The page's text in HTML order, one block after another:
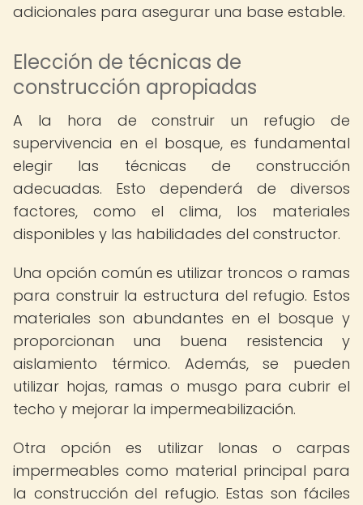
adicionales para asegurar una base estable.
Elección de técnicas de
construcción apropiadas
A la hora de construir un refugio de
supervivencia en el bosque, es fundamental
elegir las técnicas de construcción
adecuadas. Esto dependerá de diversos
factores, como el clima, los materiales
disponibles y las habilidades del constructor.
Una opción común es utilizar troncos o ramas
para construir la estructura del refugio. Estos
materiales son abundantes en el bosque y
proporcionan una buena resistencia y
aislamiento térmico. Además, se pueden
utilizar hojas, ramas o musgo para cubrir el
techo y mejorar la impermeabilización.
Otra opción es utilizar lonas o carpas
impermeables como material principal para
la construcción del refugio. Estas son fáciles